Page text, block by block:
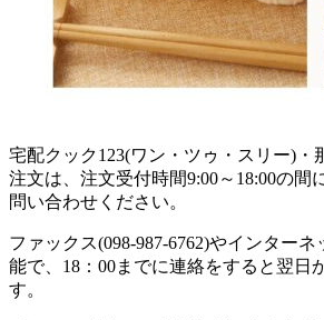
宅配クック123(ワン・ツゥ・スリー)・
注文は、注文受付時間9:00～18:00の間
問い合わせください。
ファックス(098-987-6762)やインター
能で、18：00までに連絡をすると翌日
す。